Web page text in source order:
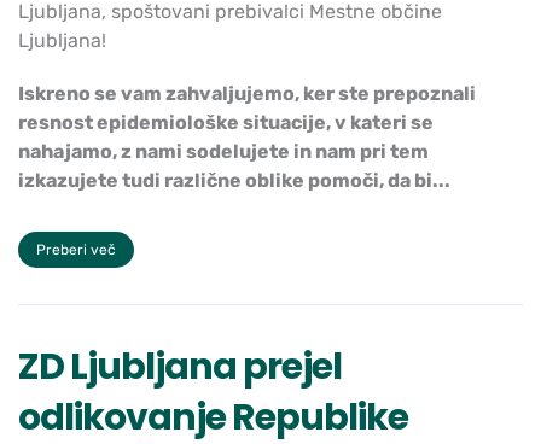
Ljubljana, spoštovani prebivalci Mestne občine
Ljubljana!
Iskreno se vam zahvaljujemo, ker ste prepoznali
resnost epidemiološke situacije, v kateri se
nahajamo, z nami sodelujete in nam pri tem
izkazujete tudi različne oblike pomoči, da bi...
Preberi več
ZD Ljubljana prejel
odlikovanje Republike